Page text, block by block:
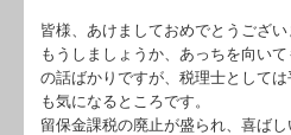
皆様、あけましておめでとうござ
もうしましょうか、あっちを向い
の話ばかりですが、税理士として
も気になるところです。
留保金課税の廃止が盛られ、喜ば